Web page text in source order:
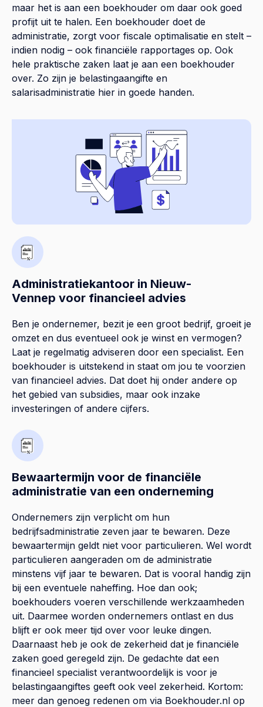
maar het is aan een boekhouder om daar ook goed
profijt uit te halen. Een boekhouder doet de
administratie, zorgt voor fiscale optimalisatie en stelt –
indien nodig – ook financiële rapportages op. Ook
hele praktische zaken laat je aan een boekhouder
over. Zo zijn je belastingaangifte en
salarisadministratie hier in goede handen.
Administratiekantoor in Nieuw-
Vennep voor financieel advies
Ben je ondernemer, bezit je een groot bedrijf, groeit je
omzet en dus eventueel ook je winst en vermogen?
Laat je regelmatig adviseren door een specialist. Een
boekhouder is uitstekend in staat om jou te voorzien
van financieel advies. Dat doet hij onder andere op
het gebied van subsidies, maar ook inzake
investeringen of andere cijfers.
Bewaartermijn voor de financiële
administratie van een onderneming
Ondernemers zijn verplicht om hun
bedrijfsadministratie zeven jaar te bewaren. Deze
bewaartermijn geldt niet voor particulieren. Wel wordt
particulieren aangeraden om de administratie
minstens vijf jaar te bewaren. Dat is vooral handig zijn
bij een eventuele naheffing. Hoe dan ook;
boekhouders voeren verschillende werkzaamheden
uit. Daarmee worden ondernemers ontlast en dus
blijft er ook meer tijd over voor leuke dingen.
Daarnaast heb je ook de zekerheid dat je financiële
zaken goed geregeld zijn. De gedachte dat een
financieel specialist verantwoordelijk is voor je
belastingaangiftes geeft ook veel zekerheid. Kortom:
meer dan genoeg redenen om via Boekhouder.nl op